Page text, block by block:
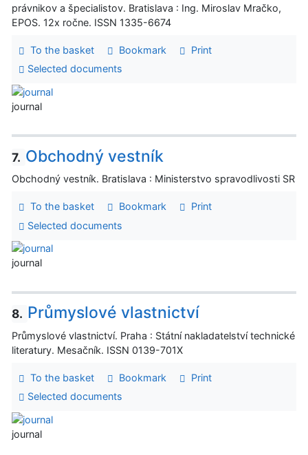
právnikov a špecialistov. Bratislava : Ing. Miroslav Mračko,
EPOS. 12x ročne. ISSN 1335-6674
To the basket Bookmark
Print
Selected documents
journal
7. Obchodný vestník
Obchodný vestník. Bratislava : Ministerstvo spravodlivosti SR
To the basket Bookmark
Print
Selected documents
journal
8. Průmyslové vlastnictví
Průmyslové vlastnictví. Praha : Státní nakladatelství technické
literatury. Mesačník. ISSN 0139-701X
To the basket Bookmark
Print
Selected documents
journal